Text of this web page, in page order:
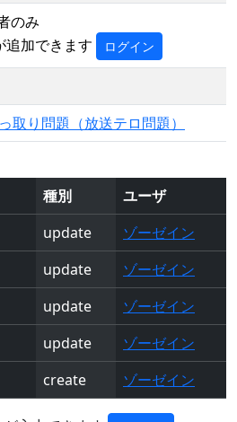
のみ
加できます
ログイン
取り問題（放送テロ問題）
種別
ユーザ
update
ゾーゼイン
update
ゾーゼイン
update
ゾーゼイン
update
ゾーゼイン
create ゾーゼイン